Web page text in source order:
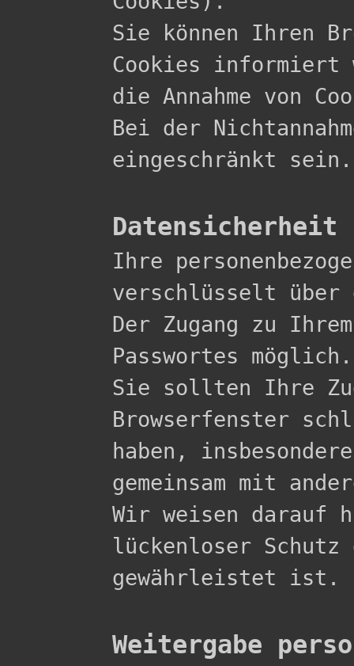
Sie können Ihren
Cookies informiert
die Annahme von
Bei der
eingeschränkt sein.
Datensicherheit
Ihre
verschlüsselt über
Der Zugang zu
Passwortes möglich.
Sie sollten Ihre
Browserfenster
haben,
gemeinsam mit
Wir weisen darauf
lückenloser
gewährleistet ist.
Weitergabe